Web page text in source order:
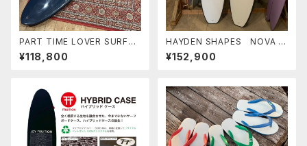
PART TIME LOVER SURFB
OARDS 『THE STRANGER』
9'6" PIN LOG
¥118,800
HAYDEN SHAPES NOVA F
UTURE FLEX ヘイデンシェ
イプス ニューモデル
¥152,900